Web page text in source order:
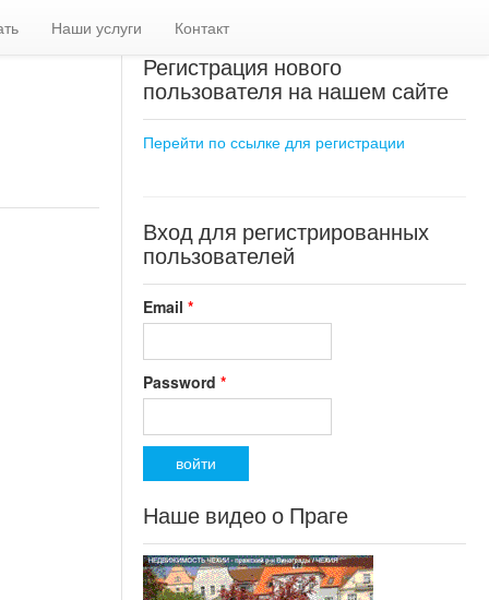
Наши услуги Контакт
Регистрация нового
пользователя на нашем сайте
Перейти по ссылке для регистрации
Вход для регистрированных
пользователей
Email *
Password *
Наше видео о Праге